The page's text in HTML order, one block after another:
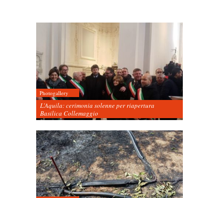
Photogallery
L’Aquila: cerimonia solenne per riapertura
Basilica Collemaggio